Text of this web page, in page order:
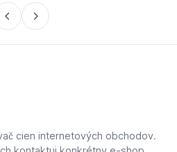
cien internetových obchodov.